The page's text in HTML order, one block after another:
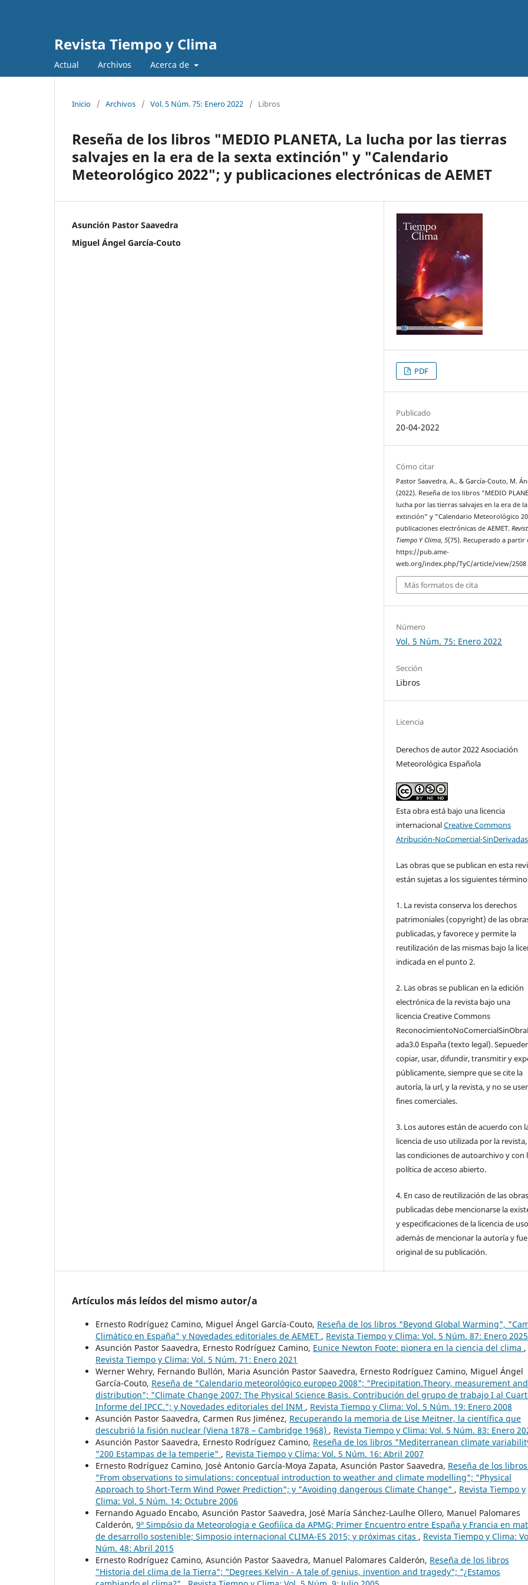
Revista Tiempo y Clima
Actual Archivos Acerca de
Inicio / Archivos / Vol. 5 Núm. 75: Enero 2022 / Libros
Reseña de los libros "MEDIO PLANETA, La lucha por las tierras
salvajes en la era de la sexta extinción" y "Calendario
Meteorológico 2022"; y publicaciones electrónicas de AEMET
Asunción Pastor Saavedra
Miguel Ángel García-Couto
PDF
Publicado
20-04-2022
Cómo citar
Pastor Saavedra, A., & García-Couto, M.
(2022). Reseña de los libros "MEDIO
lucha por las tierras salvajes en la era de
extinción" y "Calendario Meteorológico
publicaciones electrónicas de AEMET.
Tiempo Y Clima,5(75). Recuperado a partir
https://pub.ame-
web.org/index.php/TyC/article/view/2508
Más formatos de cita
Número
Vol. 5 Núm. 75: Enero 2022
Sección
Libros
Licencia
Derechos de autor 2022 Asociación
Meteorológica Española
Esta obra está bajo una licencia
internacionalCreative Commons
Atribución-NoComercial-
Las obras que se publican en esta
están sujetas a los siguientes
1. La revista conserva los derechos
patrimoniales (copyright) de las
publicadas, y favorece y permite la
reutilización de las mismas bajo la
indicada en el punto 2.
2. Las obras se publican en la edición
electrónica de la revista bajo una
licencia Creative Commons
ada3.0 España (texto legal).
copiar, usar, difundir, transmitir y
públicamente, siempre que se cite la
autoría, la url, y la revista, y no se
fines comerciales.
3. Los autores están de acuerdo con
licencia de uso utilizada por la
las condiciones de autoarchivo y con
política de acceso abierto.
4. En caso de reutilización de las obras
publicadas debe mencionarse la
y especificaciones de la licencia de uso
además de mencionar la autoría y
original de su publicación.
Artículos más leídos del mismo autor/a
Ernesto Rodríguez Camino, Miguel Ángel García-Couto, Reseña de los libros "Beyond Global Warming",
Climático en España" y Novedades editoriales de AEMET , Revista Tiempo y Clima: Vol. 5 Núm. 87: Enero 2025
Asunción Pastor Saavedra, Ernesto Rodríguez Camino, Eunice Newton Foote: pionera en la ciencia del clima ,
Revista Tiempo y Clima: Vol. 5 Núm. 71: Enero 2021
Werner Wehry, Fernando Bullón, Maria Asunción Pastor Saavedra, Ernesto Rodríguez Camino, Miguel Ángel
García-Couto, Reseña de "Calendario meteorológico europeo 2008"; "Precipitation.Theory, measurement and
distribution"; "Climate Change 2007: The Physical Science Basis. Contribución del grupo de trabajo I al
Informe del IPCC."; y Novedades editoriales del INM , Revista Tiempo y Clima: Vol. 5 Núm. 19: Enero 2008
Asunción Pastor Saavedra, Carmen Rus Jiménez, Recuperando la memoria de Lise Meitner, la científica que
descubrió la fisión nuclear (Viena 1878 – Cambridge 1968) , Revista Tiempo y Clima: Vol. 5 Núm. 83: Enero
Asunción Pastor Saavedra, Ernesto Rodríguez Camino, Reseña de los libros "Mediterranean climate
"200 Estampas de la temperie" , Revista Tiempo y Clima: Vol. 5 Núm. 16: Abril 2007
Ernesto Rodríguez Camino, José Antonio García-Moya Zapata, Asunción Pastor Saavedra, Reseña de los
"From observations to simulations: conceptual introduction to weather and climate modelling"; "Physical
Approach to Short-Term Wind Power Prediction"; y "Avoiding dangerous Climate Change" , Revista Tiempo y
Clima: Vol. 5 Núm. 14: Octubre 2006
Fernando Aguado Encabo, Asunción Pastor Saavedra, José María Sánchez-Laulhe Ollero, Manuel Palomares
Calderón, 9º Simpósio da Meteorologia e Geofiíica da APMG; Primer Encuentro entre España y Francia en
de desarrollo sostenible; Simposio internacional CLIMA-ES 2015; y próximas citas , Revista Tiempo y Clima:
Núm. 48: Abril 2015
Ernesto Rodríguez Camino, Asunción Pastor Saavedra, Manuel Palomares Calderón, Reseña de los libros
"Historia del clima de la Tierra"; "Degrees Kelvin - A tale of genius, invention and tragedy"; "¿Estamos